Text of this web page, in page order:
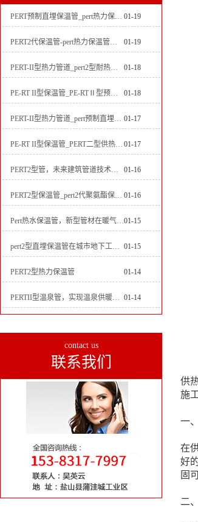
PERT预制直埋保温管_pert热力保温管生产厂家 01-19
PERT2代保温管-pert热力保温管生产厂家 01-19
PERT-II型热力管道_pert2型耐热聚乙烯管_埋地pert二代保温管生产厂家 01-18
PE-RT II型保温管_PE-RTⅡ型预制直埋保温管_pert聚氨酯硬质保温管厂家 01-18
PERT-II型热力管道_pert预制直埋保温管生产厂家 01-17
PE-RT II型保温管_PERT二型供热管道_pert直埋保温管价格 01-17
PERT2型管，未来建筑管道技术的代表 01-16
PERT2型保温管_pert2代聚氨酯保温管道_排水供热pert二代保温管 01-16
Pert热水保温管，新型管材在暖气和热水系统中的应用01-15
pert2型直埋保温管在城市地下工程建设中的应用 01-15
PERT2型热力保温管 01-14
PERTII型温泉管，实现温泉供暖设备革新 01-14
contact us
联系我们
供
施
一
在
好
固
二